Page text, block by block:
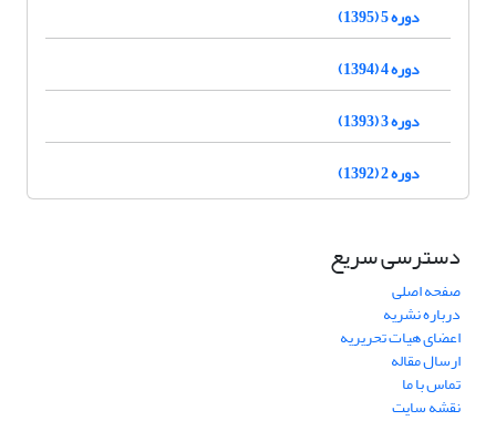
دوره 5 (1395)
دوره 4 (1394)
دوره 3 (1393)
دوره 2 (1392)
دسترسی سریع
صفحه اصلی
درباره نشریه
اعضای هیات تحریریه
ارسال مقاله
تماس با ما
نقشه سایت